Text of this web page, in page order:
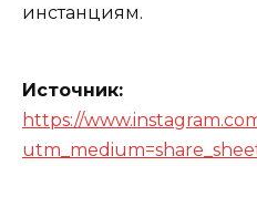
инстанциям.
Источник:
https://